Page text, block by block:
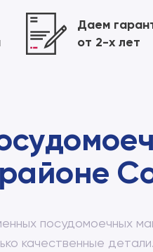
Даем
от 2-х лет
посудомоечных
качественные детали.